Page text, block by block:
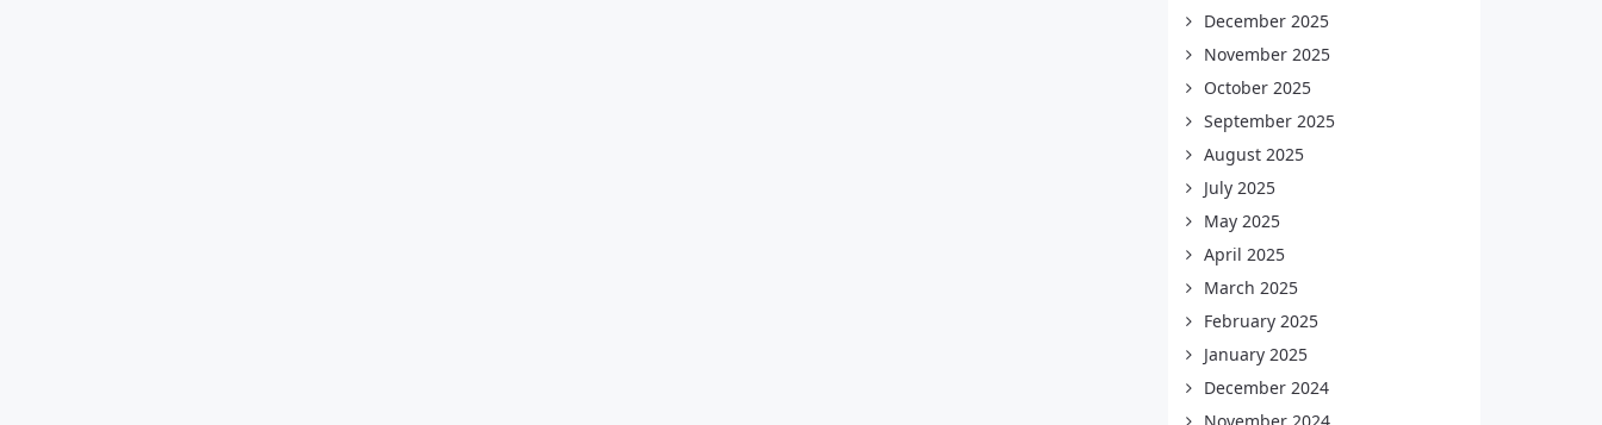
December 2025
November 2025
October 2025
September 2025
August 2025
July 2025
May 2025
April 2025
March 2025
February 2025
January 2025
December 2024